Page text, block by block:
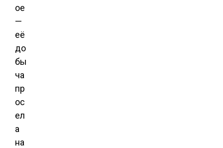
oe
—
её
до
бы
ча
пр
ос
ел
а
на